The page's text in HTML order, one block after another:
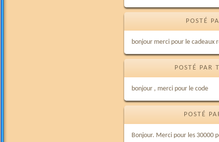
POSTÉ
bonjour merci pour le cadeaux
POSTÉ
bonjour , merci pour le code
POSTÉ
Bonjour. Merci pour les 30000